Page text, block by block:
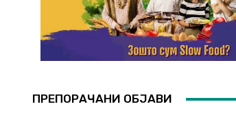
ПРЕПОРАЧАНИ ОБЈАВИ